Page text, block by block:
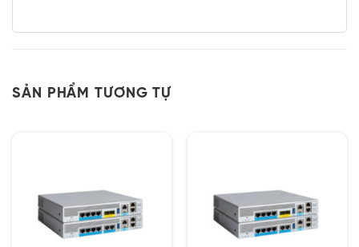
SẢN PHẨM TƯƠNG TỰ